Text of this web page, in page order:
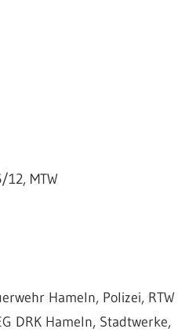
12, MTW
Hameln, Polizei, RTW
DRK Hameln, Stadtwerke,